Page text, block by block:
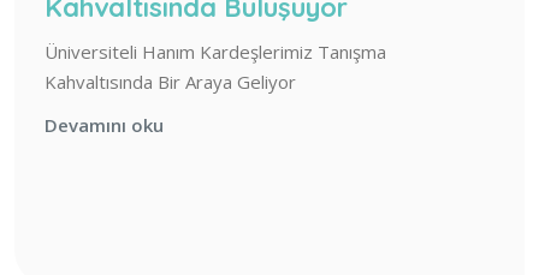
Kahvaltısında Buluşuyor
Üniversiteli Hanım Kardeşlerimiz Tanışma
Kahvaltısında Bir Araya Geliyor
Devamını oku